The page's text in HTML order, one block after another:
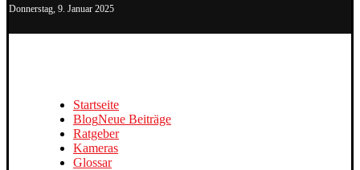
Donnerstag, 9. Januar 2025
Startseite
BlogNeue Beiträge
Ratgeber
Kameras
Glossar